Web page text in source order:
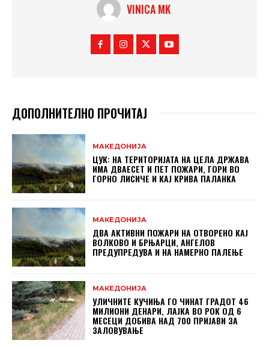
VINICA MK
ДОПОЛНИТЕЛНО ПРОЧИТАЈ
МАКЕДОНИЈА
ЦУК: НА ТЕРИТОРИЈАТА НА ЦЕЛА ДРЖАВА
ИМА ДВАЕСЕТ И ПЕТ ПОЖАРИ, ГОРИ ВО
ГОРНО ЛИСИЧЕ И КАЈ КРИВА ПАЛАНКА
МАКЕДОНИЈА
ДВА АКТИВНИ ПОЖАРИ НА ОТВОРЕНО КАЈ
ВОЛКОВО И БРЊАРЦИ, АНГЕЛОВ
ПРЕДУПРЕДУВА И НА НАМЕРНО ПАЛЕЊЕ
МАКЕДОНИЈА
УЛИЧНИТЕ КУЧИЊА ГО ЧИНАТ ГРАДОТ 46
МИЛИОНИ ДЕНАРИ, ЛАЈКА ВО РОК ОД 6
МЕСЕЦИ ДОБИВА НАД 700 ПРИЈАВИ ЗА
ЗАЛОВУВАЊЕ